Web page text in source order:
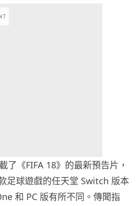
了《FIFA 18》的最新預告片，
足球遊戲的任天堂 Switch 版本
和 PC 版有所不同。傳聞指